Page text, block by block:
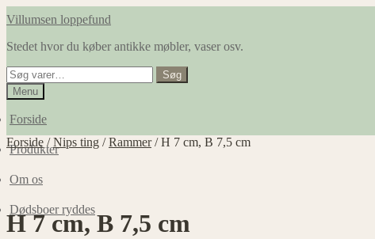
Spring
navigation
Spring
indhold
Villumsen loppefund
Stedet hvor du køber antikke møbler, vaser osv.
Søg
efter:
Søg
Menu
Forside
Produkter
Om os
Dødsboer ryddes
Forside /Nips ting /Rammer/H 7 cm, B 7,5 cm
H 7 cm, B 7,5 cm